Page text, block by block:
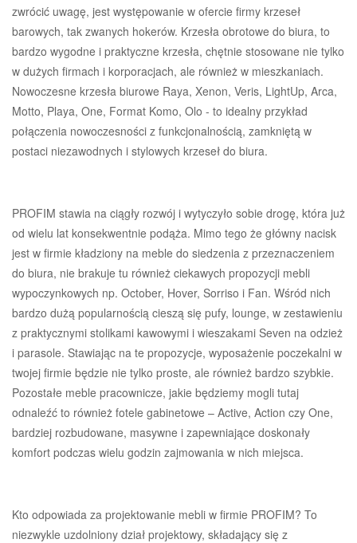
zwrócić uwagę, jest występowanie w ofercie firmy krzeseł
barowych, tak zwanych hokerów. Krzesła obrotowe do biura, to
bardzo wygodne i praktyczne krzesła, chętnie stosowane nie tylko
w dużych firmach i korporacjach, ale również w mieszkaniach.
Nowoczesne krzesła biurowe Raya, Xenon, Veris, LightUp, Arca,
Motto, Playa, One, Format Komo, Olo - to idealny przykład
połączenia nowoczesności z funkcjonalnością, zamkniętą w
postaci niezawodnych i stylowych krzeseł do biura.
PROFIM stawia na ciągły rozwój i wytyczyło sobie drogę, która już
od wielu lat konsekwentnie podąża. Mimo tego że główny nacisk
jest w firmie kładziony na meble do siedzenia z przeznaczeniem
do biura, nie brakuje tu również ciekawych propozycji mebli
wypoczynkowych np. October, Hover, Sorriso i Fan. Wśród nich
bardzo dużą popularnością cieszą się pufy, lounge, w zestawieniu
z praktycznymi stolikami kawowymi i wieszakami Seven na odzież
i parasole. Stawiając na te propozycje, wyposażenie poczekalni w
twojej firmie będzie nie tylko proste, ale również bardzo szybkie.
Pozostałe meble pracownicze, jakie będziemy mogli tutaj
odnaleźć to również fotele gabinetowe – Active, Action czy One,
bardziej rozbudowane, masywne i zapewniające doskonały
komfort podczas wielu godzin zajmowania w nich miejsca.
Kto odpowiada za projektowanie mebli w firmie PROFIM? To
niezwykle uzdolniony dział projektowy, składający się z